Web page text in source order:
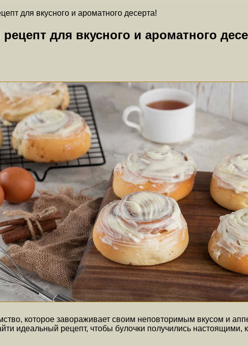
для вкусного и ароматного десерта!
для вкусного и ароматного
которое завораживает своим неповторимым вкусом и
идеальный рецепт, чтобы булочки получились